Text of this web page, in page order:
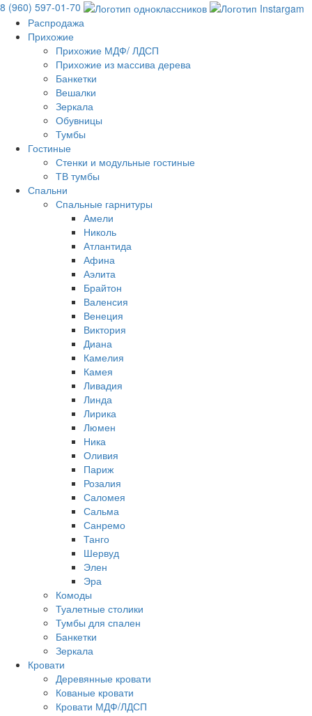
8 (960) 597-01-70
Распродажа
Прихожие
Прихожие МДФ/ ЛДСП
Прихожие из массива дерева
Банкетки
Вешалки
Зеркала
Обувницы
Тумбы
Гостиные
Стенки и модульные гостиные
ТВ тумбы
Спальни
Спальные гарнитуры
Амели
Николь
Атлантида
Афина
Аэлита
Брайтон
Валенсия
Венеция
Виктория
Диана
Камелия
Камея
Ливадия
Линда
Лирика
Люмен
Ника
Оливия
Париж
Розалия
Саломея
Сальма
Санремо
Танго
Шервуд
Элен
Эра
Комоды
Туалетные столики
Тумбы для спален
Банкетки
Зеркала
Кровати
Деревянные кровати
Кованые кровати
Кровати МДФ/ЛДСП